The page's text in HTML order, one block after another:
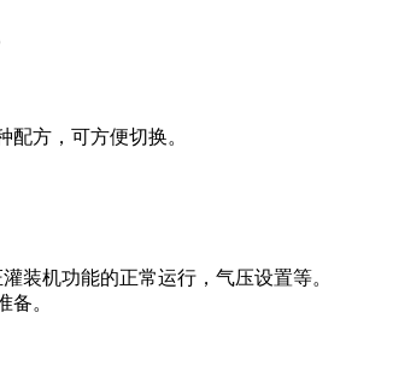
方，可方便切换。
装机功能的正常运行，气压设置等。
。